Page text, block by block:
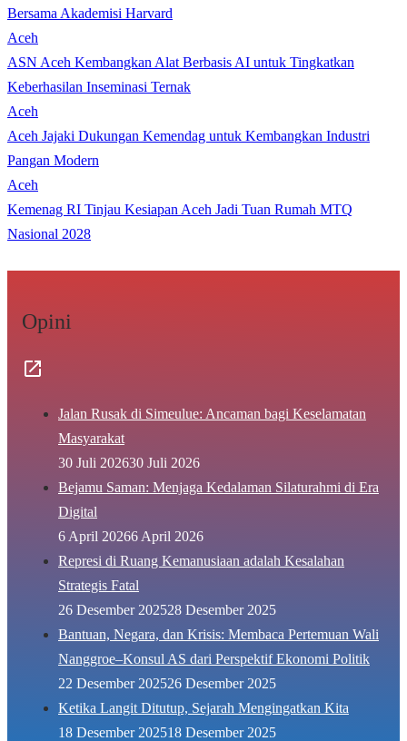
Bersama Akademisi Harvard
Aceh
ASN Aceh Kembangkan Alat Berbasis AI untuk Tingkatkan
Keberhasilan Inseminasi Ternak
Aceh
Aceh Jajaki Dukungan Kemendag untuk Kembangkan Industri
Pangan Modern
Aceh
Kemenag RI Tinjau Kesiapan Aceh Jadi Tuan Rumah MTQ
Nasional 2028
Opini
Jalan Rusak di Simeulue: Ancaman bagi Keselamatan
Masyarakat
30 Juli 202630 Juli 2026
Bejamu Saman: Menjaga Kedalaman Silaturahmi di Era
Digital
6 April 20266 April 2026
Represi di Ruang Kemanusiaan adalah Kesalahan
Strategis Fatal
26 Desember 202528 Desember 2025
Bantuan, Negara, dan Krisis: Membaca Pertemuan Wali
Nanggroe–Konsul AS dari Perspektif Ekonomi Politik
22 Desember 202526 Desember 2025
Ketika Langit Ditutup, Sejarah Mengingatkan Kita
18 Desember 202518 Desember 2025